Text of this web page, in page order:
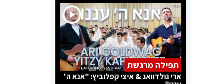
תפילה מרגשת
ארי גולדוואג & איצי קפלוביץ: "אנא ה'